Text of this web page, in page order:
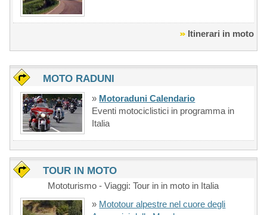
Itinerari in moto
MOTO RADUNI
» Motoraduni Calendario
Eventi motociclistici in programma in
Italia
TOUR IN MOTO
Mototurismo - Viaggi: Tour in in moto in Italia
» Mototour alpestre nel cuore degli